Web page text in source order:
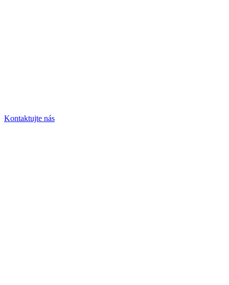
Kontaktujte nás